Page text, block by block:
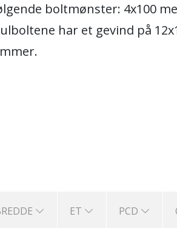
boltmønster: 4x100
har et gevind på
ET PCD